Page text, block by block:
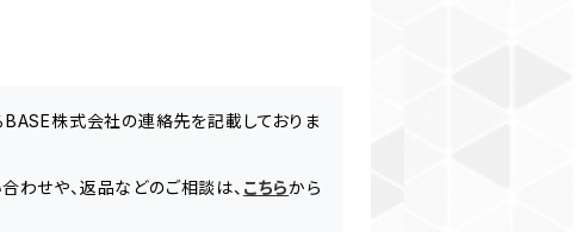
BASE株式会社の連絡先を記載しておりま
せや、返品などのご相談は、 こちらから